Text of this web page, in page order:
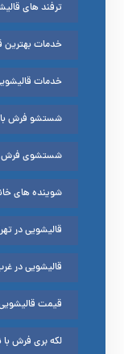
ترفند های
خدمات بهترین
خدمات
شستشو فرش
شستشوی فرش
شوینده های
قالیشویی در
قالیشویی در
قیمت
لکه بری فرش